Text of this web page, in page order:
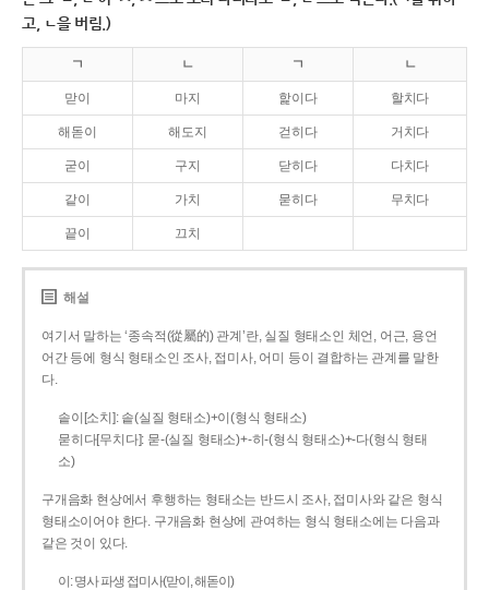
고, ㄴ을 버림.)
ㄱ ㄴ ㄱ ㄴ
맏이 마지 핥이다 할치다
해돋이 해도지 걷히다 거치다
굳이 구지 닫히다 다치다
같이 가치 묻히다 무치다
끝이 끄치
해설
여기서 말하는 ‘종속적(從屬的) 관계’란, 실질 형태소인 체언, 어근, 용언
어간 등에 형식 형태소인 조사, 접미사, 어미 등이 결합하는 관계를 말한
다.
솥이[소치]: 솥(실질 형태소)+이(형식 형태소)
묻히다[무치다]: 묻­-(실질 형태소)+­-히­-(형식 형태소)+-다(형식 형태
소)
구개음화 현상에서 후행하는 형태소는 반드시 조사, 접미사와 같은 형식
형태소이어야 한다. 구개음화 현상에 관여하는 형식 형태소에는 다음과
같은 것이 있다.
이: 명사 파생 접미사(맏이, 해돋이)